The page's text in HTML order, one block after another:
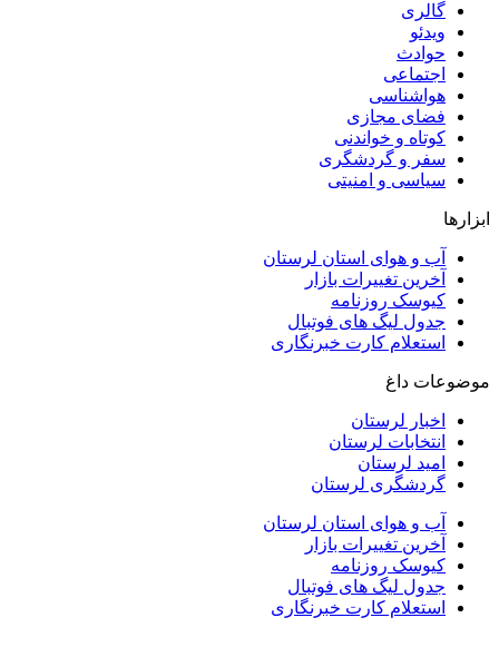
گالری
ویدئو
حوادث
اجتماعی
هواشناسی
فضای مجازی
کوتاه و خواندنی
سفر و گردشگری
سیاسی و امنیتی
ابزارها
آب و هوای استان لرستان
آخرین تغییرات بازار
کیوسک روزنامه
جدول لیگ های فوتبال
استعلام کارت خبرنگاری
موضوعات داغ
اخبار لرستان
انتخابات لرستان
امید لرستان
گردشگری لرستان
آب و هوای استان لرستان
آخرین تغییرات بازار
کیوسک روزنامه
جدول لیگ های فوتبال
استعلام کارت خبرنگاری